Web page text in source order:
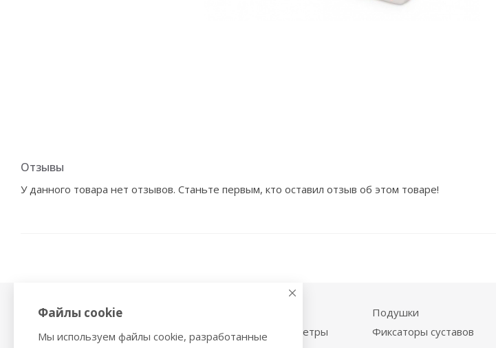
Отзывы
У данного товара нет отзывов. Станьте первым, кто оставил отзыв об этом товаре!
Физиотерапия,
Ингаляторы
Механические тонометры
Подушки
Фиксаторы суставов
Файлы cookie
Мы используем файлы cookie, разработанные